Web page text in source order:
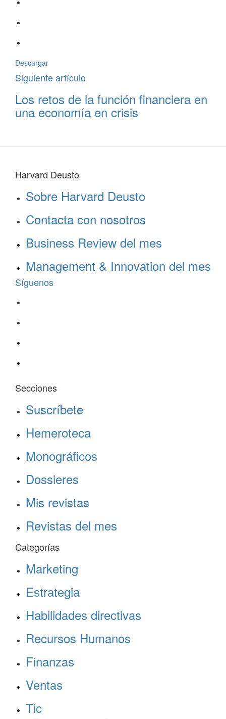
Descargar
Siguiente artículo
Los retos de la función financiera en
una economía en crisis
Harvard Deusto
Sobre Harvard Deusto
Contacta con nosotros
Business Review del mes
Management & Innovation del mes
Síguenos
Secciones
Suscríbete
Hemeroteca
Monográficos
Dossieres
Mis revistas
Revistas del mes
Categorías
Marketing
Estrategia
Habilidades directivas
Recursos Humanos
Finanzas
Ventas
Tic